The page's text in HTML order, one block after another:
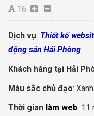
16
Dịch vụ: Thiết kế
động sản Hải Phòng
Khách hàng tại Hải
Màu sắc chủ đạo:
Thời gian làm web: 11